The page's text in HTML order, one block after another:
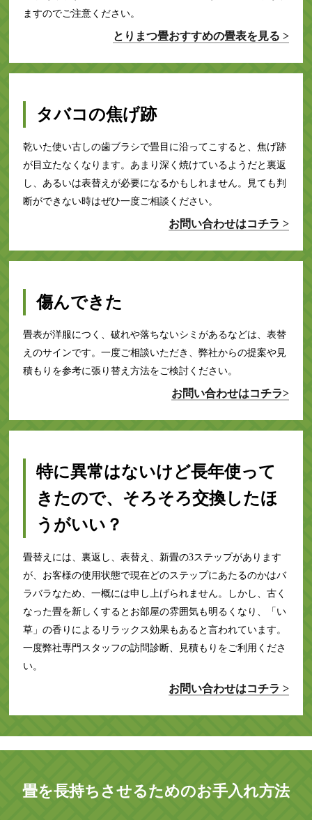
ますのでご注意ください。
とりまつ畳おすすめの畳表を見る >
タバコの焦げ跡
乾いた使い古しの歯ブラシで畳目に沿ってこすると、焦げ跡
が目立たなくなります。あまり深く焼けているようだと裏返
し、あるいは表替えが必要になるかもしれません。見ても判
断ができない時はぜひ一度ご相談ください。
お問い合わせはコチラ >
傷んできた
畳表が洋服につく、破れや落ちないシミがあるなどは、表替
えのサインです。一度ご相談いただき、弊社からの提案や見
積もりを参考に張り替え方法をご検討ください。
お問い合わせはコチラ>
特に異常はないけど長年使って
きたので、そろそろ交換したほ
うがいい？
畳替えには、裏返し、表替え、新畳の3ステップがあります
が、お客様の使用状態で現在どのステップにあたるのかはバ
ラバラなため、一概には申し上げられません。しかし、古く
なった畳を新しくするとお部屋の雰囲気も明るくなり、「い
草」の香りによるリラックス効果もあると言われています。
一度弊社専門スタッフの訪問診断、見積もりをご利用くださ
い。
お問い合わせはコチラ >
畳を長持ちさせるためのお手入れ方法